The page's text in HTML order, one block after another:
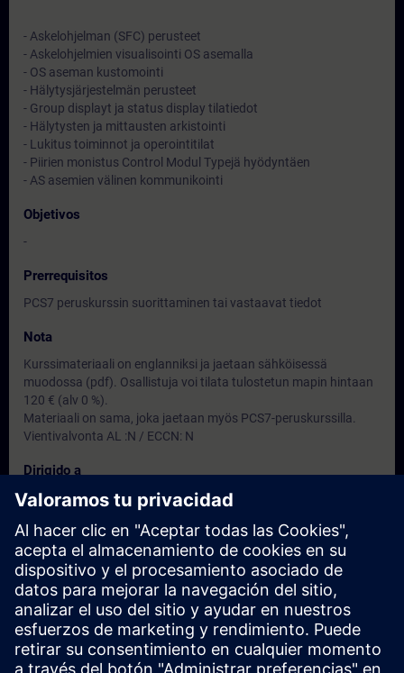
- Askelohjelman (SFC) perusteet
- Askelohjelmien visualisointi OS asemalla
- OS aseman kustomointi
- Hälytysjärjestelmän perusteet
- Group displayt ja status display tilatiedot
- Hälytysten ja mittausten arkistointi
- Lukitus toiminnot ja operointitilat
- Piirien monistus Control Modul Typejä hyödyntäen
- AS asemien välinen kommunikointi
Objetivos
-
Prerrequisitos
PCS7 peruskurssin suorittaminen tai vastaavat tiedot
Nota
Kurssimateriaali on englanniksi ja jaetaan sähköisessä
muodossa (pdf). Osallistuja voi tilata tulostetun mapin hintaan
120 € (alv 0 %).
Materiaali on sama, joka jaetaan myös PCS7-peruskurssilla.
Vientivalvonta AL :N / ECCN: N
Dirigido a
PCS7-peruskurssin käyneet henkilöt, jotka kaipaavat
syventävää PCS7 tietoutta kurssin aiheista
Fechas e inscripción
Actualmente no hay eventos disponibles
Inscríbete en la lista de solicitudes y recibirás una notificación en
cuanto haya nuevas fechas disponibles.